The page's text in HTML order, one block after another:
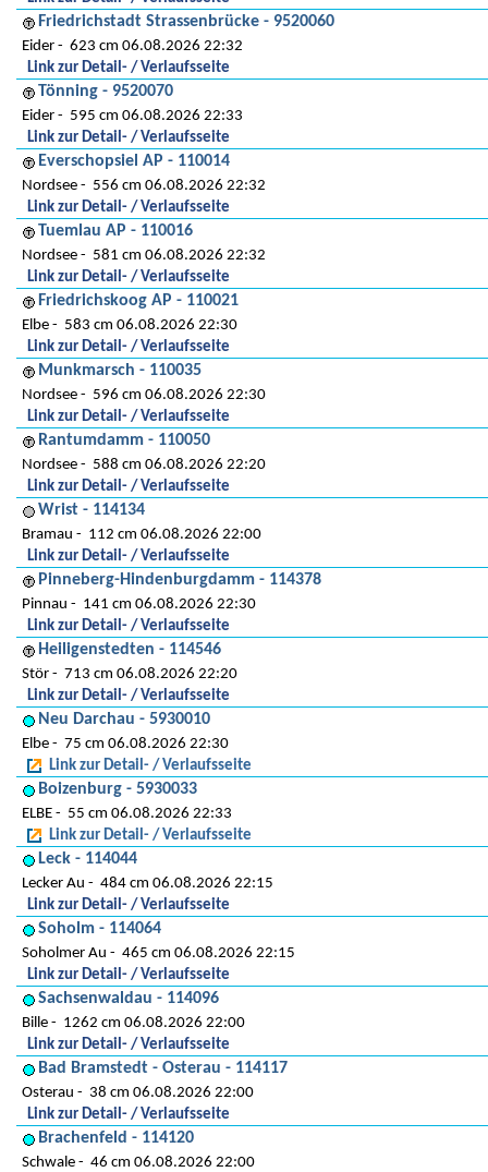
Friedrichstadt Strassenbrücke - 9520060
Eider
623 cm 06.08.2026 22:32
Link zur Detail- / Verlaufsseite
Tönning - 9520070
Eider
595 cm 06.08.2026 22:33
Link zur Detail- / Verlaufsseite
Everschopsiel AP - 110014
Nordsee
556 cm 06.08.2026 22:32
Link zur Detail- / Verlaufsseite
Tuemlau AP - 110016
Nordsee
581 cm 06.08.2026 22:32
Link zur Detail- / Verlaufsseite
Friedrichskoog AP - 110021
Elbe
583 cm 06.08.2026 22:30
Link zur Detail- / Verlaufsseite
Munkmarsch - 110035
Nordsee
596 cm 06.08.2026 22:30
Link zur Detail- / Verlaufsseite
Rantumdamm - 110050
Nordsee
588 cm 06.08.2026 22:20
Link zur Detail- / Verlaufsseite
Wrist - 114134
Bramau
112 cm 06.08.2026 22:00
Link zur Detail- / Verlaufsseite
Pinneberg-Hindenburgdamm - 114378
Pinnau
141 cm 06.08.2026 22:30
Link zur Detail- / Verlaufsseite
Heiligenstedten - 114546
Stör
713 cm 06.08.2026 22:20
Link zur Detail- / Verlaufsseite
Neu Darchau - 5930010
Elbe
75 cm 06.08.2026 22:30
Link zur Detail- / Verlaufsseite
Boizenburg - 5930033
ELBE
55 cm 06.08.2026 22:33
Link zur Detail- / Verlaufsseite
Leck - 114044
Lecker Au
484 cm 06.08.2026 22:15
Link zur Detail- / Verlaufsseite
Soholm - 114064
Soholmer Au
465 cm 06.08.2026 22:15
Link zur Detail- / Verlaufsseite
Sachsenwaldau - 114096
Bille
1262 cm 06.08.2026 22:00
Link zur Detail- / Verlaufsseite
Bad Bramstedt - Osterau - 114117
Osterau
38 cm 06.08.2026 22:00
Link zur Detail- / Verlaufsseite
Brachenfeld - 114120
Schwale
46 cm 06.08.2026 22:00